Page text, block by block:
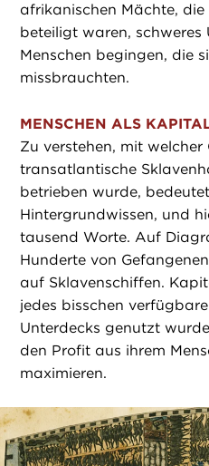
afrikanischen Mächte,
beteiligt waren, schweres
Menschen begingen, die
missbrauchten.
MENSCHEN ALS
Zu verstehen, mit
transatlantische
betrieben wurde,
Hintergrundwissen, und
tausend Worte. Auf
Hunderte von
auf Sklavenschiffen.
jedes bisschen
Unterdecks genutzt
den Profit aus ihrem
maximieren.